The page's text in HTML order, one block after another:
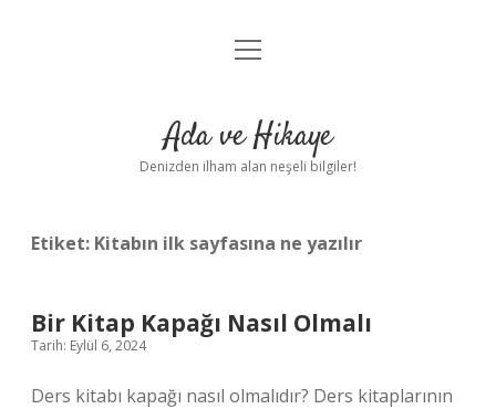
Anasayfa
Yasal Uyarı
menüyü
Ada ve Hikaye
Denizden ilham alan neşeli bilgiler!
Etiket: Kitabın ilk sayfasına ne yazılır
Bir Kitap Kapağı Nasıl Olmalı
Tarih: Eylül 6, 2024
Ders kitabı kapağı nasıl olmalıdır? Ders kitaplarının